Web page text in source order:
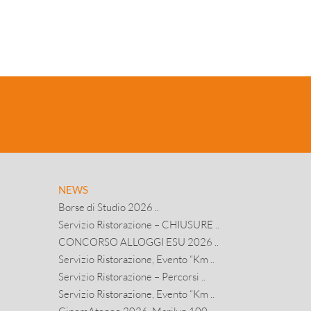
NEWS
Borse di Studio 2026 ..
Servizio Ristorazione – CHIUSURE ..
CONCORSO ALLOGGI ESU 2026 ..
Servizio Ristorazione, Evento “Km ..
Servizio Ristorazione – Percorsi ..
Servizio Ristorazione, Evento “Km ..